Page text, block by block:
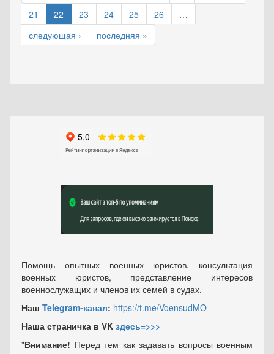
21
22 23 24 25 26
…
следующая ›
последняя »
Помощь опытных военных юристов, консультация
военных юристов, представление интересов
военнослужащих и членов их семей в судах.
Наш Telegram-канал: https://t.me/VoensudMO
Наша страничка в VK здесь=>>>
*Внимание! Перед тем как задавать вопросы военным